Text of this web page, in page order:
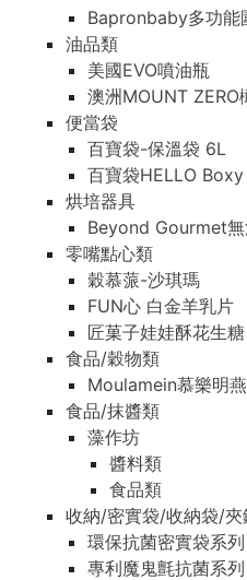
Bapronbaby多功能
油品類
美國EVO噴油瓶
澳洲MOUNT ZERO
便當袋
百寶袋-保溫袋 6L
百寶袋HELLO
烘培器具
Beyond Gourmet
零嘴點心類
穀慕蒎-沙琪瑪
FUN心 白金羊乳片
匠菓子娃娃酥花生糖
食品/穀物類
Moulamein慕樂明
食品/抹醬類
藻作坊
醬料類
食品類
收納/密實袋/收納袋/夾
環保抗菌密實袋系列
專利魔鬼氈抗菌系列